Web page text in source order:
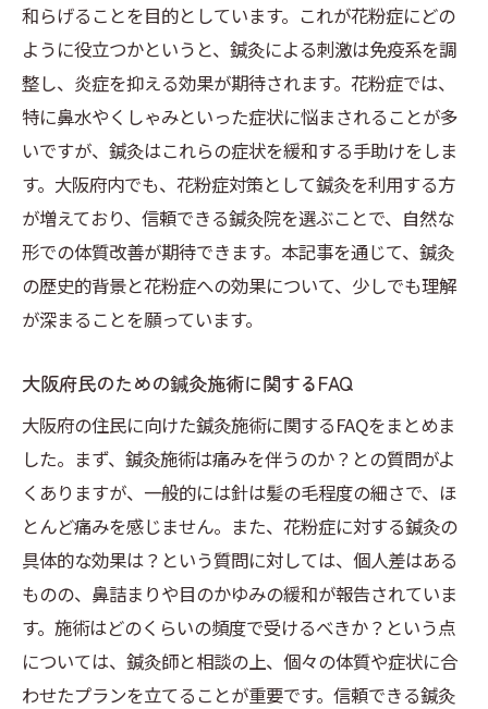
和らげることを目的としています。これが花粉症にどの
ように役立つかというと、鍼灸による刺激は免疫系を調
整し、炎症を抑える効果が期待されます。花粉症では、
特に鼻水やくしゃみといった症状に悩まされることが多
いですが、鍼灸はこれらの症状を緩和する手助けをしま
す。大阪府内でも、花粉症対策として鍼灸を利用する方
が増えており、信頼できる鍼灸院を選ぶことで、自然な
形での体質改善が期待できます。本記事を通じて、鍼灸
の歴史的背景と花粉症への効果について、少しでも理解
が深まることを願っています。
大阪府民のための鍼灸施術に関するFAQ
大阪府の住民に向けた鍼灸施術に関するFAQをまとめま
した。まず、鍼灸施術は痛みを伴うのか？との質問がよ
くありますが、一般的には針は髪の毛程度の細さで、ほ
とんど痛みを感じません。また、花粉症に対する鍼灸の
具体的な効果は？という質問に対しては、個人差はある
ものの、鼻詰まりや目のかゆみの緩和が報告されていま
す。施術はどのくらいの頻度で受けるべきか？という点
については、鍼灸師と相談の上、個々の体質や症状に合
わせたプランを立てることが重要です。信頼できる鍼灸